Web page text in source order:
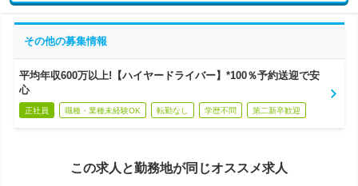
その他の募集情報
平均年収600万以上!【ハイヤードライバー】*100％予約送迎で安
心
正社員 職種・業種未経験OK 転勤なし 学歴不問 第二新卒歓迎
この求人と勤務地が同じオススメ求人